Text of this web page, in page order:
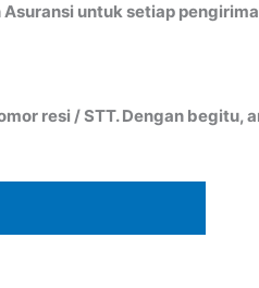
untuk setiap
resi / STT. Dengan begitu,